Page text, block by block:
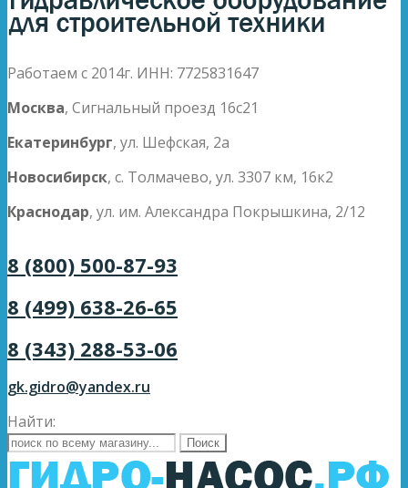
Работаем с 2014г. ИНН: 7725831647
Москва, Сигнальный проезд 16с21
Екатеринбург, ул. Шефская, 2а
Новосибирск, с. Толмачево, ул. 3307 км, 16к2
Краснодар, ул. им. Александра Покрышкина, 2/12
8 (800) 500-87-93
8 (499) 638-26-65
8 (343) 288-53-06
gk.gidro@yandex.ru
Найти: